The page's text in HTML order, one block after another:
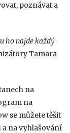
poznávat a
ho najde každý
Tamara
na
na
se můžete těšit
a na vyhlašování